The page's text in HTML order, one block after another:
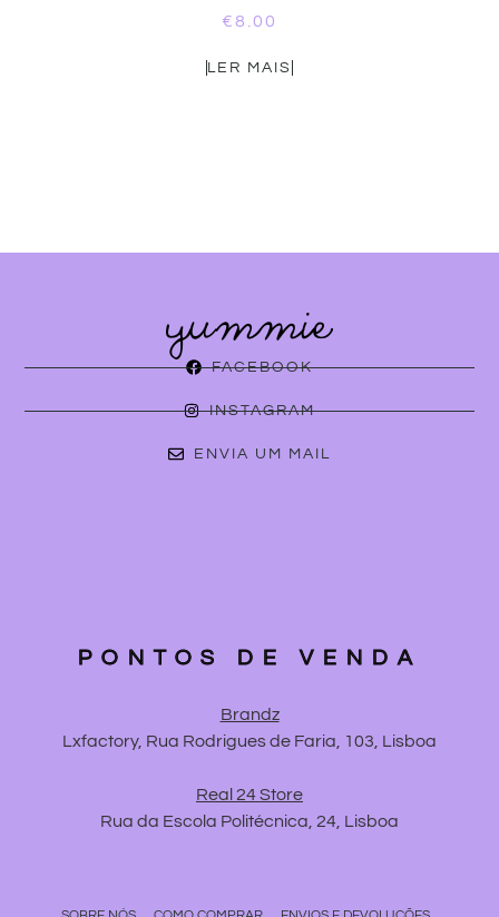
€8.00
LER MAIS
FACEBOOK
INSTAGRAM
ENVIA UM MAIL
PONTOS DE VENDA
Brandz
Lxfactory, Rua Rodrigues de Faria, 103, Lisboa
Real 24 Store
Rua da Escola Politécnica, 24, Lisboa